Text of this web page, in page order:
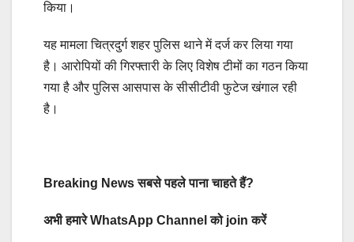
किया।
यह मामला चित्रदुर्ग शहर पुलिस थाने में दर्ज कर लिया गया
है। आरोपियों की गिरफ्तारी के लिए विशेष टीमों का गठन किया
गया है और पुलिस आसपास के सीसीटीवी फुटेज खंगाल रही
है।
Breaking News सबसे पहले पाना चाहते हैं?
अभी हमारे WhatsApp Channel को join करें